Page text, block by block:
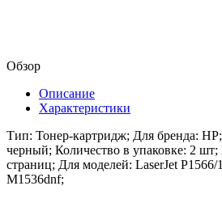
Обзор
Описание
Характеристики
Тип: Тонер-картридж; Для бренда:
черный; Количество в упаковке: 2 шт;
страниц; Для моделей: LaserJet P1566/
M1536dnf;